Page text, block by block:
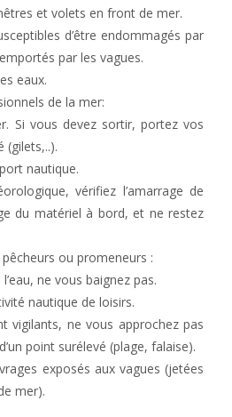
et volets en front de mer.
d’être endommagés par
par les vagues.
eaux.
de la mer:
Si vous devez sortir, portez vos
(gilets,..).
nautique.
vérifiez l’amarrage de
du matériel à bord, et ne restez
ou promeneurs :
ne vous baignez pas.
nautique de loisirs.
vigilants, ne vous approchez pas
point surélevé (plage, falaise).
exposés aux vagues (jetées
mer).